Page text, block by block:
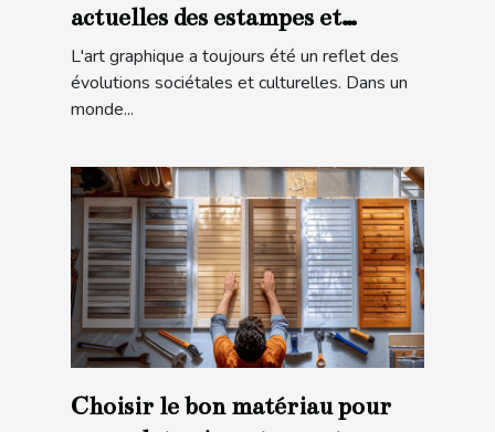
actuelles des estampes et
lithographies modernes
L'art graphique a toujours été un reflet des
évolutions sociétales et culturelles. Dans un
monde...
Choisir le bon matériau pour